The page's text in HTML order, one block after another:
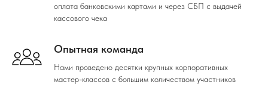
оплата банковскими картами и через СБП с выдачей
кассового чека
Опытная команда
Нами проведено десятки крупных корпоративных
мастер-классов с большим количеством участников